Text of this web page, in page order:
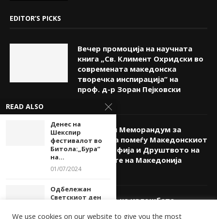
EDITOR’S PICKS
Вечер промоција на научната
книга „Св. Климент Охридски во
современата македонска
творечка инспирација“ на
проф. д-р Зоран Пејковски
Потпишан Меморандум за
соработка помеѓу Македонскиот
КИЦ во Софија и Друштвото на
писателите на Македонија
08/08/2026
Отворање на изложбата
READ ALSO
Денес на
Шекспир
фестивалот во
Битола:„Бура“
на...
01/07/2024
Одбележан
Светскиот ден
Битола
We use cookies on our website to give you the most